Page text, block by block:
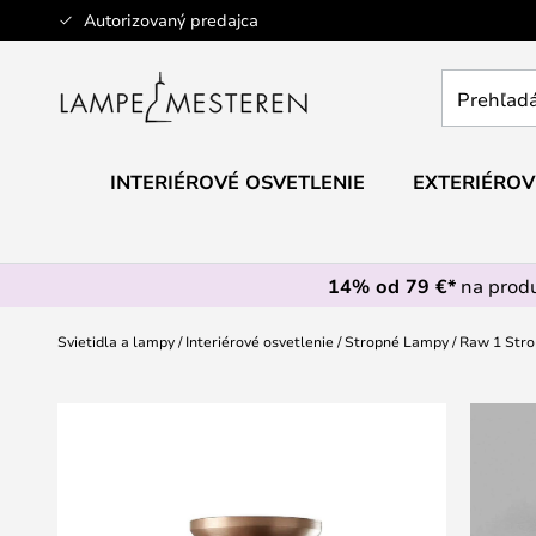
Autorizovaný predajca
Skip
to
obchod
INTERIÉROVÉ OSVETLENIE
14% od 79 €* na
Svietidla a lampy Interiérové osvetlenie Stropné Lampy Raw 1